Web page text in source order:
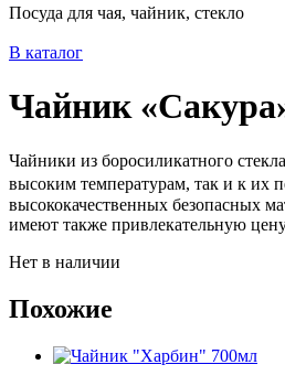
Посуда для чая, чайник, стекло
В каталог
Чайник
Чайники из боросиликатного
высоким температурам, так и к
высококачественных безопасных
имеют также привлекательную
Нет в наличии
Похожие